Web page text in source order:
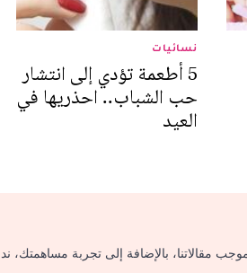
نسائيات
5 أطعمة تؤدي إلى انتشار
حب الشباب.. احذريها في
العيد
مقالاتنا، بالإضافة إلى تجربة مساهمتك،